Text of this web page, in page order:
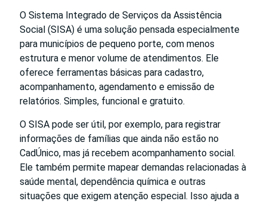
O Sistema Integrado de Serviços da Assistência
Social (SISA) é uma solução pensada especialmente
para municípios de pequeno porte, com menos
estrutura e menor volume de atendimentos. Ele
oferece ferramentas básicas para cadastro,
acompanhamento, agendamento e emissão de
relatórios. Simples, funcional e gratuito.
O SISA pode ser útil, por exemplo, para registrar
informações de famílias que ainda não estão no
CadÚnico, mas já recebem acompanhamento social.
Ele também permite mapear demandas relacionadas à
saúde mental, dependência química e outras
situações que exigem atenção especial. Isso ajuda a